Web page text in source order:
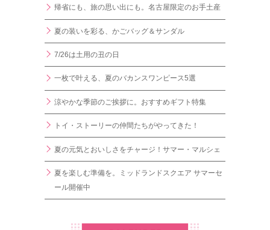
帰省にも、旅の思い出にも。名古屋限定のお手土産
夏の装いを彩る、かごバッグ＆サンダル
7/26は土用の丑の日
一枚で叶える、夏のバカンスワンピース5選
涼やかな季節のご挨拶に。おすすめギフト特集
トイ・ストーリーの仲間たちがやってきた！
夏の元気とおいしさをチャージ！サマー・マルシェ
夏を楽しむ準備を。ミッドランドスクエア サマーセ
ール開催中